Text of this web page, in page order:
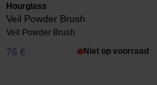
Hourglass
Veil Powder Brush
Veil Powder Brush
76 € Niet op voorraad